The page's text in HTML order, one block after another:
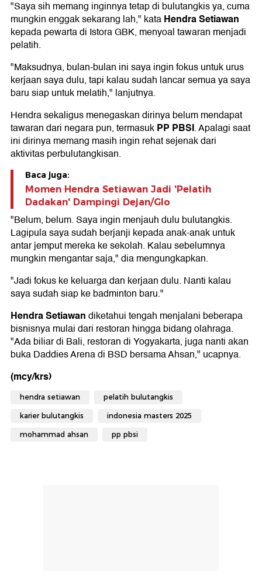
"Saya sih memang inginnya tetap di bulutangkis ya, cuma
mungkin enggak sekarang lah," kataHendra Setiawan
kepada pewarta di Istora GBK, menyoal tawaran menjadi
pelatih.
"Maksudnya, bulan-bulan ini saya ingin fokus untuk urus
kerjaan saya dulu, tapi kalau sudah lancar semua ya saya
baru siap untuk melatih," lanjutnya.
Hendra sekaligus menegaskan dirinya belum mendapat
tawaran dari negara pun, termasukPP PBSI. Apalagi saat
ini dirinya memang masih ingin rehat sejenak dari
aktivitas perbulutangkisan.
Baca juga:
Momen Hendra Setiawan Jadi 'Pelatih
Dadakan' Dampingi Dejan/Glo
"Belum, belum. Saya ingin menjauh dulu bulutangkis.
Lagipula saya sudah berjanji kepada anak-anak untuk
antar jemput mereka ke sekolah. Kalau sebelumnya
mungkin mengantar saja," dia mengungkapkan.
"Jadi fokus ke keluarga dan kerjaan dulu. Nanti kalau
saya sudah siap ke badminton baru."
Hendra Setiawandiketahui tengah menjalani beberapa
bisnisnya mulai dari restoran hingga bidang olahraga.
"Ada biliar di Bali, restoran di Yogyakarta, juga nanti akan
buka Daddies Arena di BSD bersama Ahsan," ucapnya.
(mcy/krs)
hendra setiawan pelatih bulutangkis
karier bulutangkis indonesia masters 2025
mohammad ahsan pp pbsi